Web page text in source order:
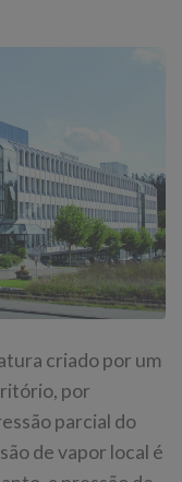
criado por um
por
parcial do
de vapor local é